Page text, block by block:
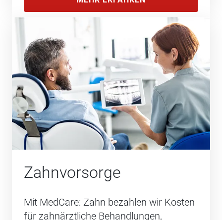
Zahnvorsorge
Mit MedCare: Zahn bezahlen wir Kosten
für zahnärztliche Behandlungen,